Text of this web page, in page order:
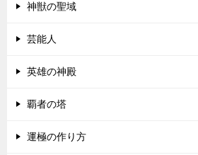
神獣の聖域
芸能人
英雄の神殿
覇者の塔
運極の作り方